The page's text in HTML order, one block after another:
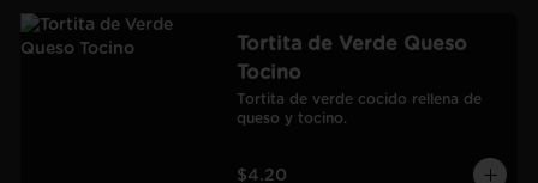
Tortita de Verde Queso
Tocino
Tortita de verde cocido rellena de
queso y tocino.
$4.20